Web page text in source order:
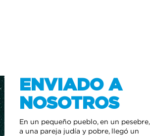
ENVIADO A
NOSOTROS
En un pequeño pueblo, en un pesebre,
a una pareja judía y pobre, llegó un